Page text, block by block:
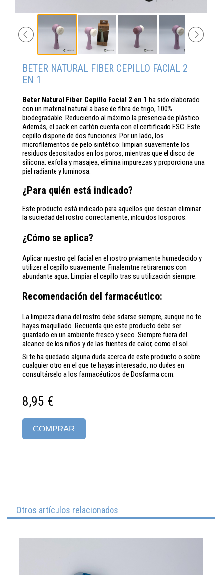
BETER NATURAL FIBER CEPILLO FACIAL 2
EN 1
Beter Natural Fiber Cepillo Facial 2 en 1 ha sido elaborado
con un material natural a base de fibra de trigo, 100%
biodegradable. Reduciendo al máximo la presencia de plástico.
Además, el pack en cartón cuenta con el certificado FSC. Este
cepillo dispone de dos funciones: Por un lado, los
microfilamentos de pelo sintético: limpian suavemente los
residuos depositados en los poros, mientras que el disco de
silicona: exfolia y masajea, elimina impurezas y proporciona una
piel radiante y luminosa.
¿Para quién está indicado?
Este producto está indicado para aquellos que desean eliminar
la suciedad del rostro correctamente, inlcuidos los poros.
¿Cómo se aplica?
Aplicar nuestro gel facial en el rostro prviamente humedecido y
utilizer el cepillo suavemente. Finalemtne retiraremos con
abundante agua. Limpiar el cepillo tras su utilización siempre.
Recomendación del farmacéutico:
La limpieza diaria del rostro debe sdarse siempre, aunque no te
hayas maquillado. Recuerda que este producto debe ser
guardado en un ambiente fresco y seco. Siempre fuera del
alcance de los niños y de las fuentes de calor, como el sol.
Si te ha quedado alguna duda acerca de este producto o sobre
cualquier otro en el que te hayas interesado, no dudes en
consultárselo a los farmacéuticos de Dosfarma.com.
8,95 €
COMPRAR
Otros artículos relacionados